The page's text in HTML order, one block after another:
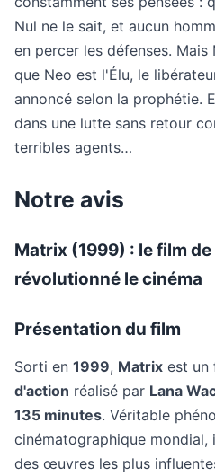
Nul ne le sait, et aucun
en percer les défenses.
que Neo est l'Élu, le
annoncé selon la prophétie.
dans une lutte sans retour
terribles agents…
Notre avis
Matrix (1999) : le film
révolutionné le cinéma
Présentation du film
Sorti en 1999, Matrix est un
d'action réalisé par Lana
135 minutes. Véritable
cinématographique mondial,
des œuvres les plus